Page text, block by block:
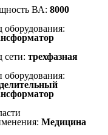
ВА: 8000
оборудования:
сети: трехфазная
оборудования:
Медицина